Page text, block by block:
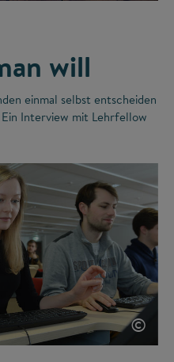
will
einmal selbst entscheiden
Interview mit Lehrfellow
©